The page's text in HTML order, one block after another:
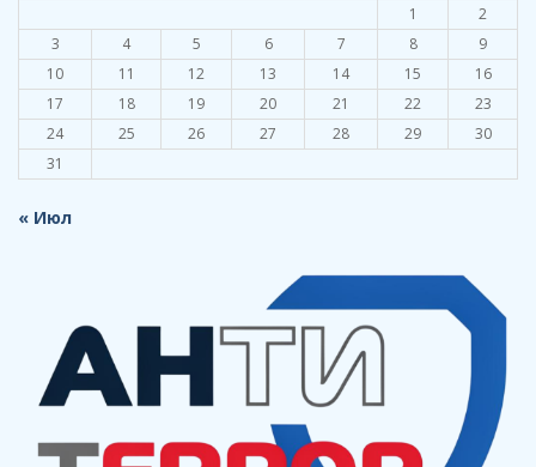
1
2
3
4 5 6 7 8
9
10
11 12 13 14 15
16
17
18 19 20 21 22
23
24
25 26 27 28 29
30
31
« Июл